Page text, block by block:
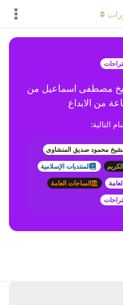
مصطفى اسماعيل من
التالية:
محمود صديق المنشاوى
المنتديات الإسلامية
الساحات العامة